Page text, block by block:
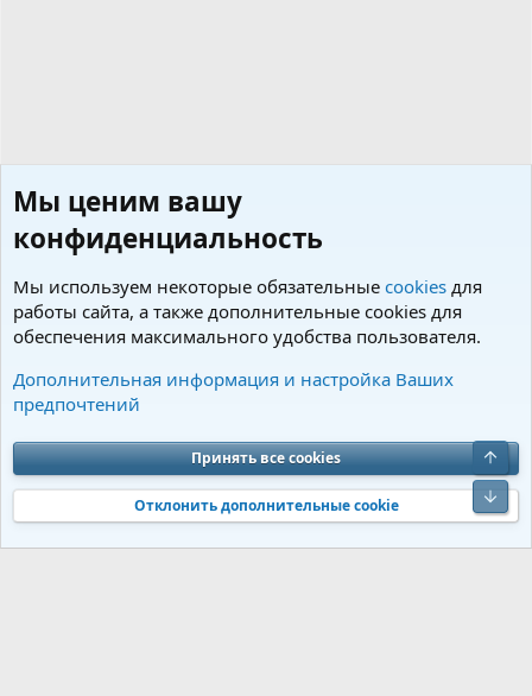
Теги
Cookies Charm by DCom
Обратная связь
Условия и правила
Политика конфиденциальности
Помощь
S
S
Community platform by XenForo® © 2010-2026 XenForo Ltd. Перевод от
Jumuro®|Media embeds via s9e/MediaSites
Мы ценим вашу
конфиденциальность
Мы используем некоторые обязательные cookies для
работы сайта, а также дополнительные cookies для
обеспечения максимального удобства пользователя.
Дополнительная информация и настройка Ваших
предпочтений
Принять все cookies
Отклонить дополнительные cookie
Верх
Низ